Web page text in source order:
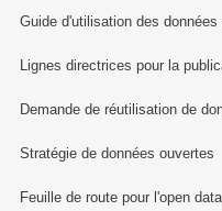
Guide d'utilisation des données
Lignes directrices pour la
Demande de réutilisation de
Stratégie de données ouvertes
Feuille de route pour l'open data